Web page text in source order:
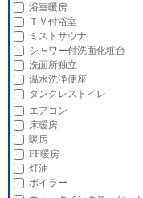
浴室暖房
ＴＶ付浴室
ミストサウナ
シャワー付洗面化粧台
洗面所独立
温水洗浄便座
タンクレストイレ
エアコン
床暖房
暖房
FF暖房
灯油
ボイラー